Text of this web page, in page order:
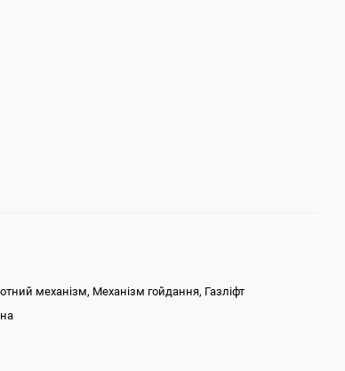
механізм, Механізм гойдання, Газліфт